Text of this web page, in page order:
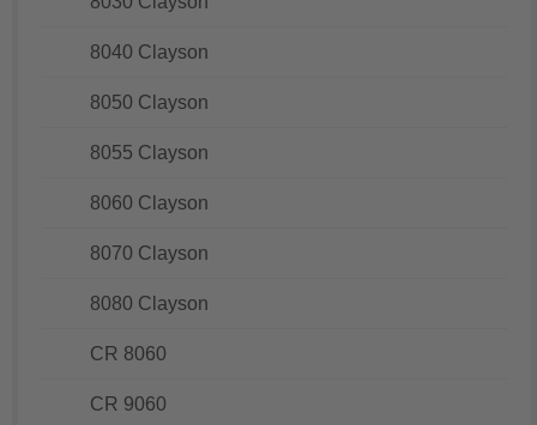
8040 Clayson
8050 Clayson
8055 Clayson
8060 Clayson
8070 Clayson
8080 Clayson
CR 8060
CR 9060